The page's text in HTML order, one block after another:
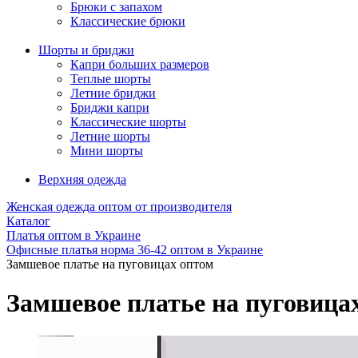
Брюки с запахом
Классические брюки
Шорты и бриджи
Капри больших размеров
Теплые шорты
Летние бриджи
Бриджи капри
Классические шорты
Летние шорты
Мини шорты
Верхняя одежда
Женская одежда оптом от производителя
Каталог
Платья оптом в Украине
Офисные платья норма 36-42 оптом в Украине
Замшевое платье на пуговицах оптом
Замшевое платье на